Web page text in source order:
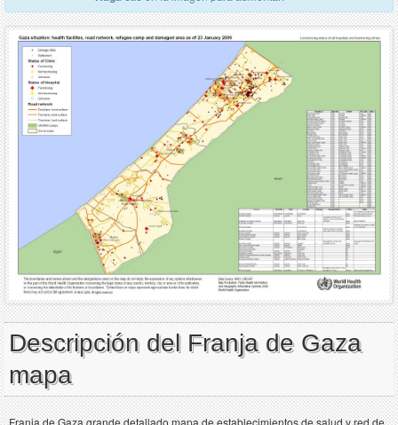
Descripción del Franja de Gaza
mapa
Franja de Gaza grande detallado mapa de establecimientos de salud y red de